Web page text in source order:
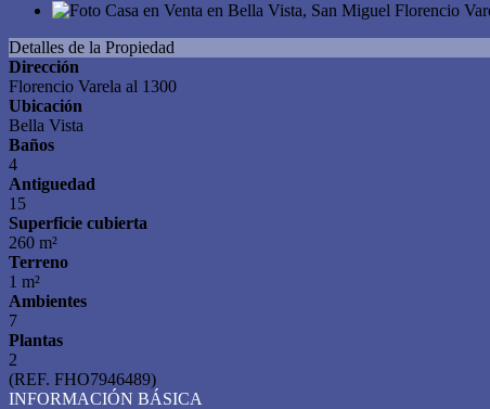
Detalles de la Propiedad
Dirección
Florencio Varela al 1300
Ubicación
Bella Vista
Baños
4
Antiguedad
15
Superficie cubierta
260 m²
Terreno
1 m²
Ambientes
7
Plantas
2
(REF. FHO7946489)
INFORMACIÓN BÁSICA